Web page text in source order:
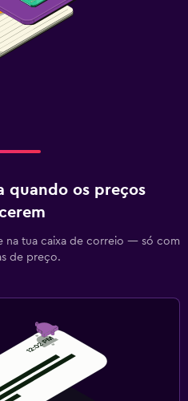
quando os preços
na tua caixa de correio — só com
de preço.